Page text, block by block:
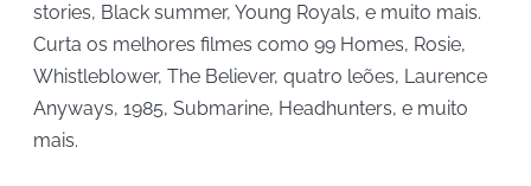
stories, Black summer, Young Royals, e muito mais.
Curta os melhores filmes como 99 Homes, Rosie,
Whistleblower, The Believer, quatro leões, Laurence
Anyways, 1985, Submarine, Headhunters, e muito
mais.